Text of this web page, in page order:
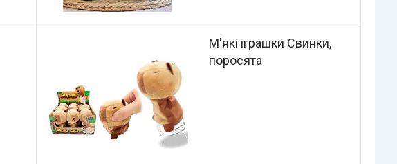
М'які іграшки Свинки,
поросята